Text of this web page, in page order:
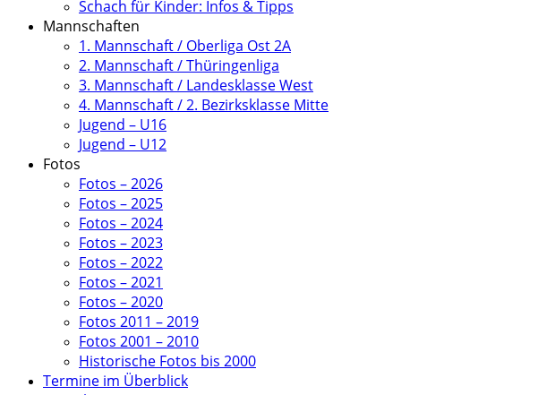
Schach für Kinder: Infos & Tipps
Mannschaften
1. Mannschaft / Oberliga Ost 2A
2. Mannschaft / Thüringenliga
3. Mannschaft / Landesklasse West
4. Mannschaft / 2. Bezirksklasse Mitte
Jugend – U16
Jugend – U12
Fotos
Fotos – 2026
Fotos – 2025
Fotos – 2024
Fotos – 2023
Fotos – 2022
Fotos – 2021
Fotos – 2020
Fotos 2011 – 2019
Fotos 2001 – 2010
Historische Fotos bis 2000
Termine im Überblick